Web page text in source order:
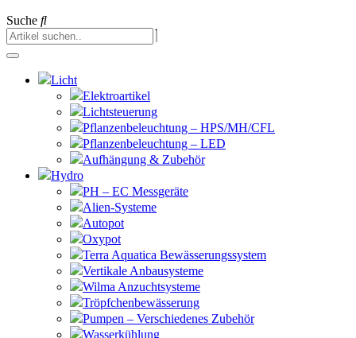
Suche
Licht
Elektroartikel
Lichtsteuerung
Pflanzenbeleuchtung – HPS/MH/CFL
Pflanzenbeleuchtung – LED
Aufhängung & Zubehör
Hydro
PH – EC Messgeräte
Alien-Systeme
Autopot
Oxypot
Terra Aquatica Bewässerungssystem
Vertikale Anbausysteme
Wilma Anzuchtsysteme
Tröpfchenbewässerung
Pumpen – Verschiedenes Zubehör
Wasserkühlung